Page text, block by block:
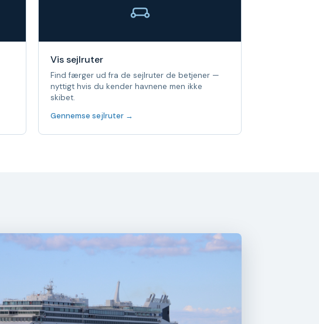
Vis sejlruter
Find færger ud fra de sejlruter de betjener —
nyttigt hvis du kender havnene men ikke
skibet.
Gennemse sejlruter →